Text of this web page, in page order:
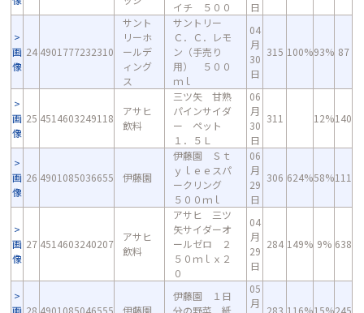
イチ ５００
日
画
像
24 4901777232310
サント
リーホ
ールデ
ィング
ス
サントリー
Ｃ．Ｃ．レモ
ン（手売り
用） ５００
ｍｌ
04
月
30
日
315 100%93% 87
画
像
25 4514603249118
アサヒ
飲料
三ツ矢 甘熟
パインサイダ
ー ペット
１．５Ｌ
06
月
30
日
311 12%140
画
像
26 4901085036655 伊藤園
伊藤園 Ｓｔ
ｙｌｅｅスパ
ークリング
５００ｍｌ
06
月
29
日
306 624%58%111
画
像
27 4514603240207
アサヒ
飲料
アサヒ 三ツ
矢サイダーオ
ールゼロ ２
５０ｍｌｘ２
０
04
月
29
日
284 149% 9% 638
画 28 4901085046555 伊藤園
伊藤園 １日
分の野菜 紙
05
月
283 116%15%245